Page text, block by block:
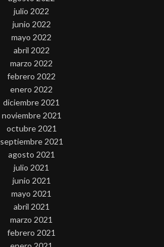
julio 2022
junio 2022
mayo 2022
abril 2022
marzo 2022
febrero 2022
enero 2022
diciembre 2021
noviembre 2021
octubre 2021
septiembre 2021
agosto 2021
julio 2021
junio 2021
mayo 2021
abril 2021
marzo 2021
febrero 2021